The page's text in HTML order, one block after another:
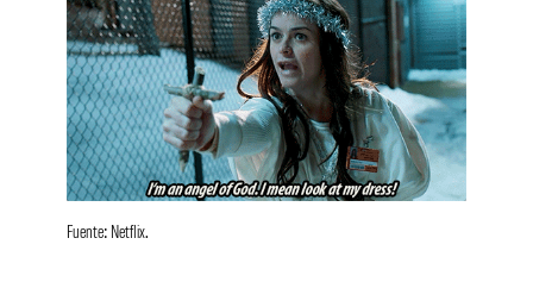
Fuente: Netflix.